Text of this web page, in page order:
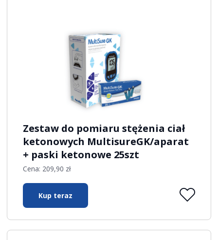
Zestaw do pomiaru stężenia ciał
ketonowych MultisureGK/aparat
+ paski ketonowe 25szt
Cena: 209,90 zł
Kup teraz